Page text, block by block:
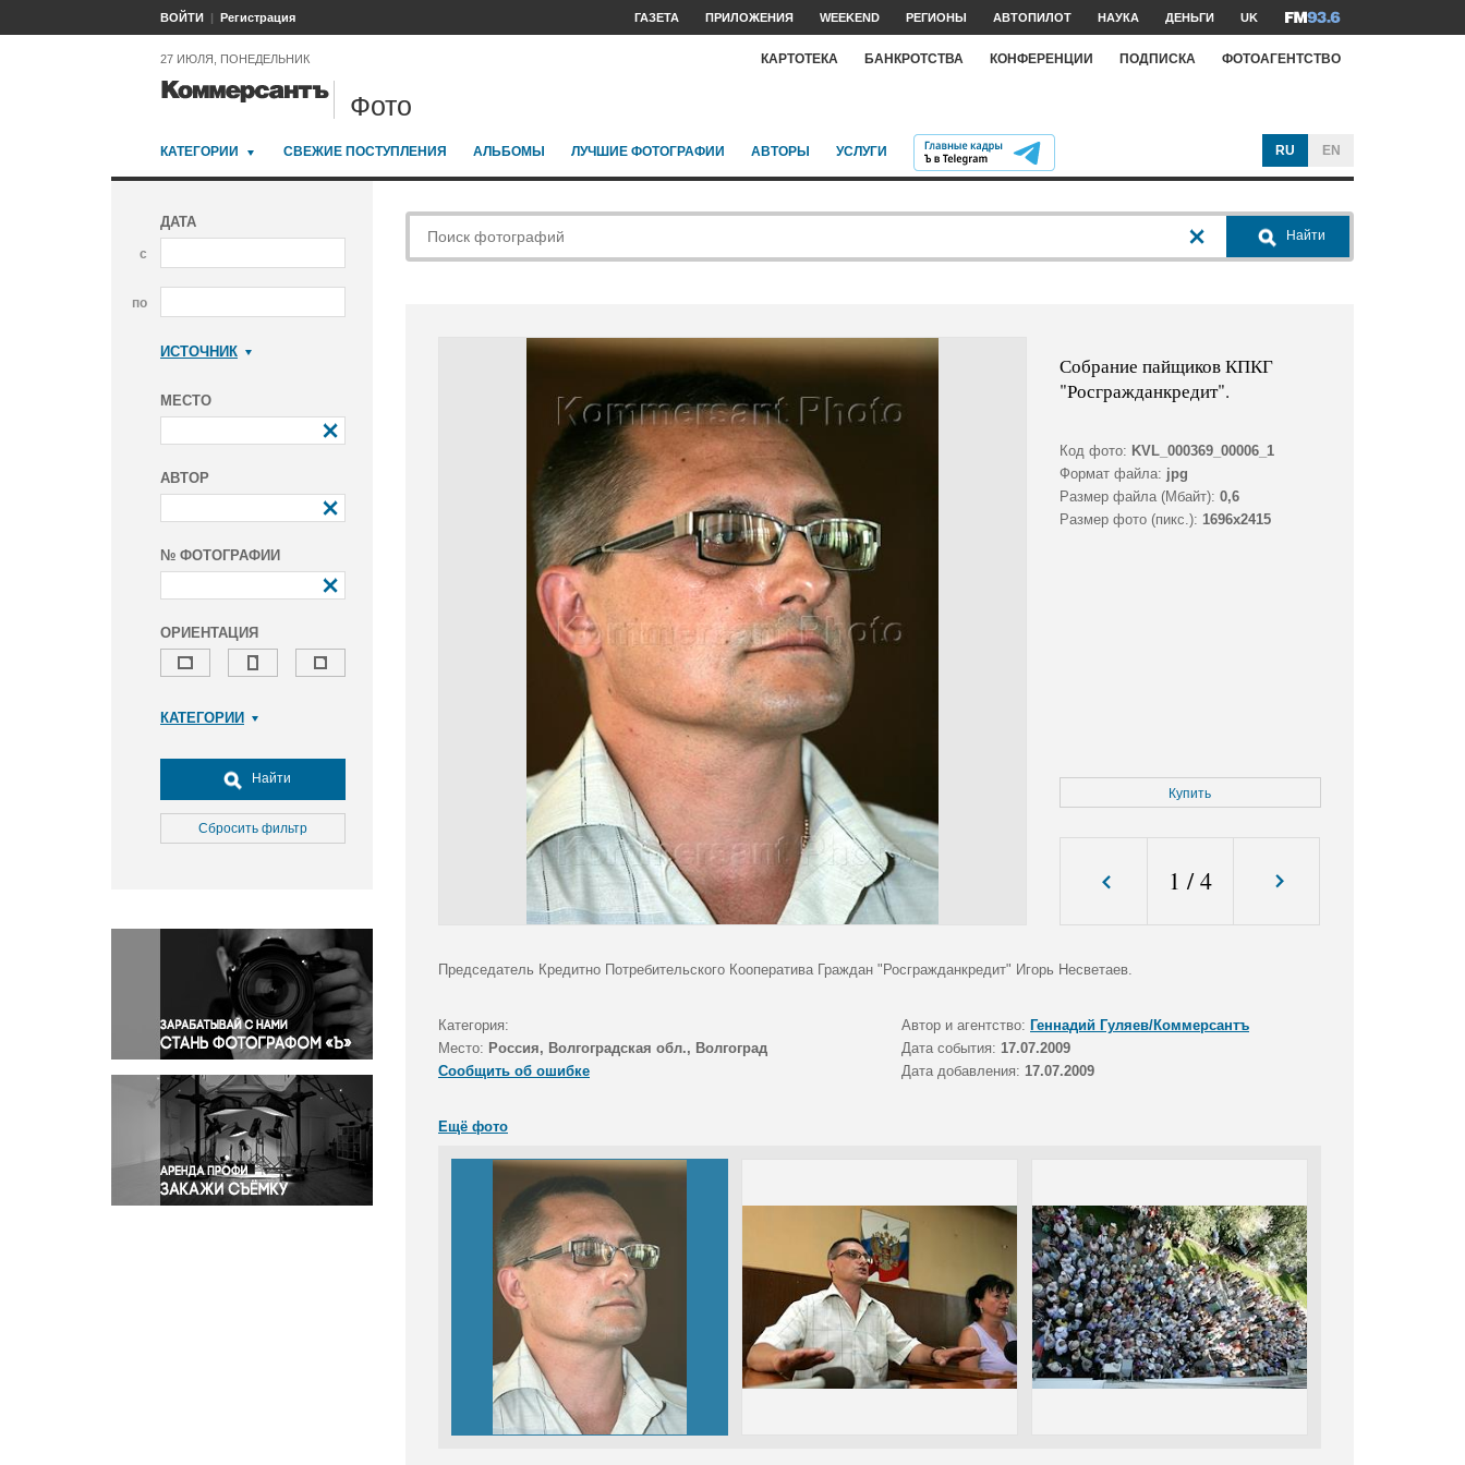
ВОЙТИ Регистрация ГАЗЕТА ПРИЛОЖЕНИЯ WEEKEND РЕГИОНЫ АВТОПИЛОТ НАУКА ДЕНЬГИ UK
27 ИЮЛЯ, ПОНЕДЕЛЬНИК КАРТОТЕКА БАНКРОТСТВА КОНФЕРЕНЦИИ ПОДПИСКА ФОТОАГЕНТСТВО
Фото
КАТЕГОРИИ СВЕЖИЕ ПОСТУПЛЕНИЯ АЛЬБОМЫ ЛУЧШИЕ ФОТОГРАФИИ АВТОРЫ УСЛУГИ RU EN
ДАТА
с
по
ИСТОЧНИК
МЕСТО
АВТОР
№ ФОТОГРАФИИ
ОРИЕНТАЦИЯ
КАТЕГОРИИ
Досуг, туризм и отдых
Культура
Медицина
Окружающая среда
Политика
Правосудие
Происшествия и конфликты
Религия
Светская жизнь
Спорт
Экология
Экономика и бизнес
Найти
Сбросить фильтр
Найти
Собрание пайщиков КПКГ
"Росгражданкредит".
Код фото: KVL_000369_00006_1
Формат файла: jpg
Размер файла (Мбайт): 0,6
Размер фото (пикс.): 1696x2415
Купить
1 /4
Председатель Кредитно Потребительского Кооператива Граждан "Росгражданкредит" Игорь Несветаев.
Категория: Автор и агентство: Геннадий Гуляев/Коммерсантъ
Место: Россия, Волгоградская обл., Волгоград Дата события: 17.07.2009
Сообщить об ошибке
Дата добавления: 17.07.2009
Ещё фото